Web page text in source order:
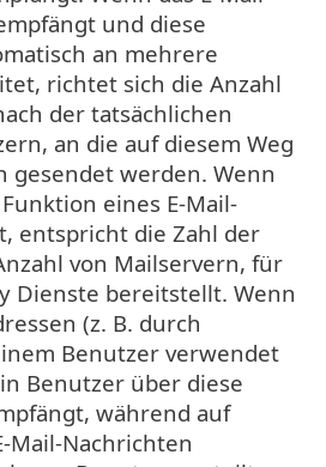
und diese
an mehrere
richtet sich die Anzahl
der tatsächlichen
an die auf diesem Weg
gesendet werden. Wenn
eines E-Mail-
entspricht die Zahl der
von Mailservern, für
Dienste bereitstellt. Wenn
(z. B. durch
Benutzer verwendet
Benutzer über diese
während auf
Mail-Nachrichten